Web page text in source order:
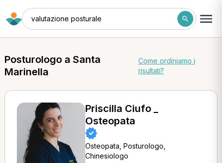
valutazione posturale
Posturologo a Santa
Marinella
Come ordiniamo i
risultati?
Priscilla Ciufo _
Osteopata
Osteopata, Posturologo,
Chinesiologo